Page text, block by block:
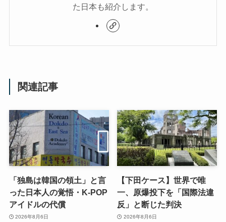
た日本も紹介します。
関連記事
「独島は韓国の領土」と言
った日本人の覚悟・K-POP
アイドルの代償
2026年8月6日
【下田ケース】世界で唯
一、原爆投下を「国際法違
反」と断じた判決
2026年8月6日